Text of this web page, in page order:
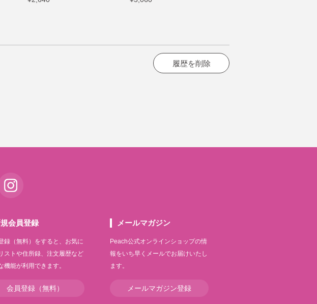
会員登録
録（無料）をすると、お気に
ストや住所録、注文履歴など
機能が利用できます。
会員登録（無料）
メールマガジン
Peach公式オンラインショップの情
報をいち早くメールでお届けいたし
ます。
メールマガジン登録